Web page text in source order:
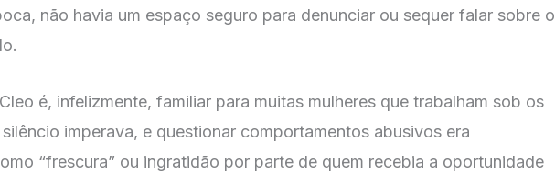
não havia um espaço seguro para denunciar ou sequer falar sobre o
é, infelizmente, familiar para muitas mulheres que trabalham sob os
imperava, e questionar comportamentos abusivos era
“frescura” ou ingratidão por parte de quem recebia a oportunidade